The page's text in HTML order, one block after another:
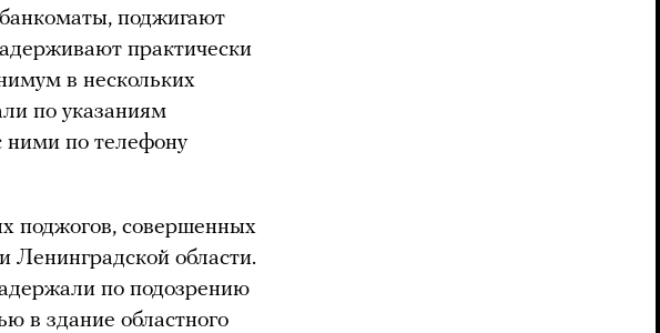
поджигают
практически
в нескольких
по указаниям
ними по телефону
поджогов, совершенных
области.
по подозрению
в здание областного